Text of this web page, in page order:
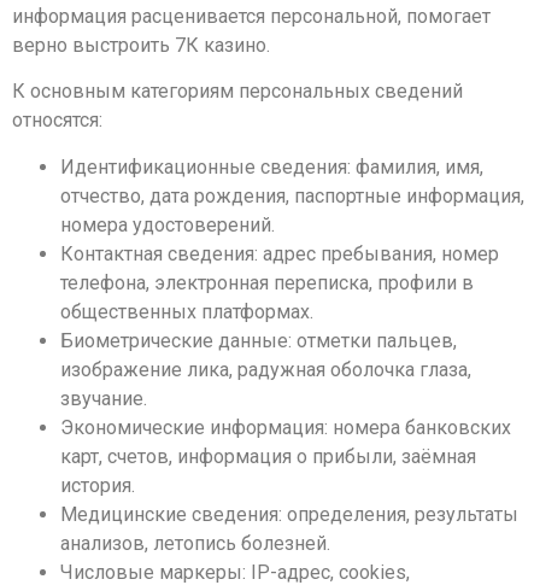
информация расценивается персональной, помогает
верно выстроить 7К казино.
К основным категориям персональных сведений
относятся:
Идентификационные сведения: фамилия, имя,
отчество, дата рождения, паспортные информация,
номера удостоверений.
Контактная сведения: адрес пребывания, номер
телефона, электронная переписка, профили в
общественных платформах.
Биометрические данные: отметки пальцев,
изображение лика, радужная оболочка глаза,
звучание.
Экономические информация: номера банковских
карт, счетов, информация о прибыли, заёмная
история.
Медицинские сведения: определения, результаты
анализов, летопись болезней.
Числовые маркеры: IP-адрес, cookies,